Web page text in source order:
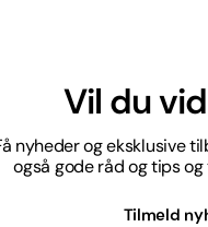
Vil du
nyheder og eksklusive
også gode råd og tips
Tilmeld